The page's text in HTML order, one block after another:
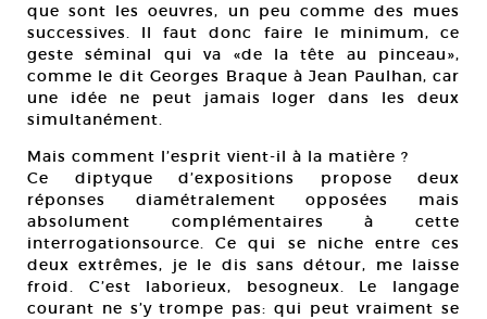
que sont les oeuvres, un peu comme des mues
successives. Il faut donc faire le minimum, ce
geste séminal qui va «de la tête au pinceau»,
comme le dit Georges Braque à Jean Paulhan, car
une idée ne peut jamais loger dans les deux
simultanément.
Mais comment l’esprit vient-il à la matière ?
Ce diptyque d’expositions propose deux
réponses diamétralement opposées mais
absolument complémentaires à cette
interrogationsource. Ce qui se niche entre ces
deux extrêmes, je le dis sans détour, me laisse
froid. C’est laborieux, besogneux. Le langage
courant ne s’y trompe pas: qui peut vraiment se